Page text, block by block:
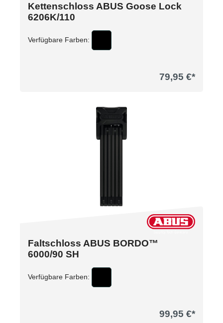
Kettenschloss ABUS Goose Lock
6206K/110
Verfügbare Farben:
79,95 €*
Faltschloss ABUS BORDO™
6000/90 SH
Verfügbare Farben:
99,95 €*